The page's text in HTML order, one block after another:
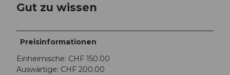
Gut zu wissen
Preisinformationen
Einheimische: CHF 150.00
Auswärtige: CHF 200.00